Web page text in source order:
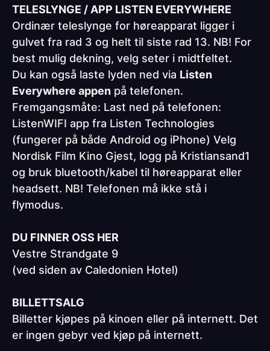
TELESLYNGE / APP LISTEN EVERYWHERE
Ordinær teleslynge for høreapparat ligger i
gulvet fra rad 3 og helt til siste rad 13. NB! For
best mulig dekning, velg seter i midtfeltet.
Du kan også laste lyden ned via Listen
Everywhere appen på telefonen.
Fremgangsmåte: Last ned på telefonen:
ListenWIFI app fra Listen Technologies
(fungerer på både Android og iPhone) Velg
Nordisk Film Kino Gjest, logg på Kristiansand1
og bruk bluetooth/kabel til høreapparat eller
headsett. NB! Telefonen må ikke stå i
flymodus.
DU FINNER OSS HER
Vestre Strandgate 9
(ved siden av Caledonien Hotel)
BILLETTSALG
Billetter kjøpes på kinoen eller på internett. Det
er ingen gebyr ved kjøp på internett.